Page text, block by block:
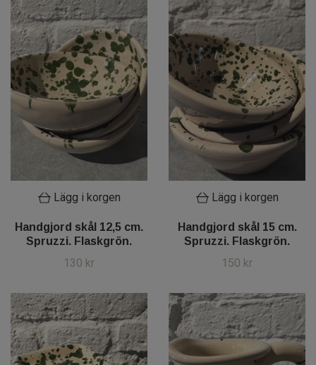
Lägg i korgen
Handgjord skål 12,5 cm.
Spruzzi. Flaskgrön.
130 kr
Lägg i korgen
Handgjord skål 15 cm.
Spruzzi. Flaskgrön.
150 kr